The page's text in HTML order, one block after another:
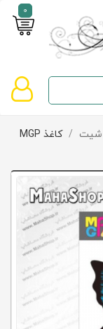
0
صفحه
دسته‌بندی
تخفیف‌ها
و
پیشنهادها
کلاب
شیت / کاغذ MGP